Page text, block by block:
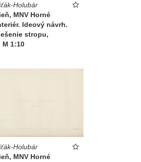
Holubár
MNV Horné
Ideový návrh.
stropu,
1:10
Holubár
MNV Horné